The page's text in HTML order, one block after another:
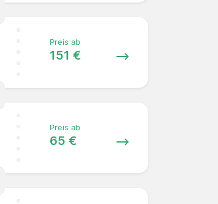
Preis ab
151 €
Preis ab
65 €